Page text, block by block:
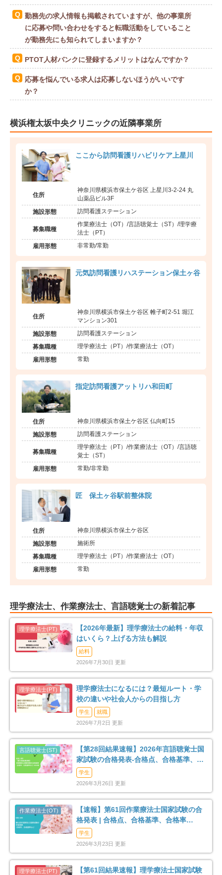
勤務先の求人情報も掲載されていますが、他の事業所
に応募や問い合わせをすると転職活動をしていること
が勤務先にも知られてしまいますか？
PTOT人材バンクに登録するメリットはなんですか？
応募を悩んでいる求人は応募しないほうがいいです
か？
横浜権太坂中央クリニックの近隣事業所
ここから訪問看護リハビリケア上星川
住所
神奈川県横浜市保土ケ谷区 上星川3-2-24 丸
山薬品ビル3F
施設形態 訪問看護ステーション
募集職種
作業療法士（OT）/言語聴覚士（ST）/理学療
法士（PT）
雇用形態 非常勤/常勤
元気訪問看護リハステーション保土ヶ谷
住所
神奈川県横浜市保土ケ谷区 帷子町2-51 堀江
マンション301
施設形態 訪問看護ステーション
募集職種 理学療法士（PT）/作業療法士（OT）
雇用形態 常勤
指定訪問看護アットリハ和田町
住所 神奈川県横浜市保土ケ谷区 仏向町15
施設形態 訪問看護ステーション
募集職種
理学療法士（PT）/作業療法士（OT）/言語聴
覚士（ST）
雇用形態 常勤/非常勤
匠 保土ヶ谷駅前整体院
住所 神奈川県横浜市保土ケ谷区
施設形態 施術所
募集職種 理学療法士（PT）/作業療法士（OT）
雇用形態 常勤
理学療法士、作業療法士、言語聴覚士の新着記事
【2026年最新】理学療法士の給料・年収
はいくら？上げる方法も解説
給料
2026年7月30日 更新
理学療法士になるには？最短ルート・学
校の違いや社会人からの目指し方
学生
就職
2026年7月2日 更新
【第28回結果速報】2026年言語聴覚士国
家試験の合格発表-合格点、合格基準、合
格率など-
学生
2026年3月26日 更新
【速報】第61回作業療法士国家試験の合
格発表 | 合格点、合格基準、合格率
（2026年）
学生
2026年3月23日 更新
【第61回結果速報】理学療法士国家試験